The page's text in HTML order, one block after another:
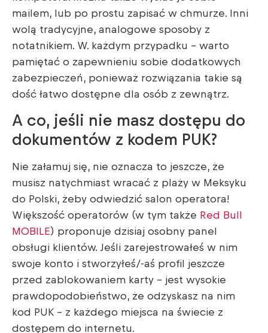
mailem, lub po prostu zapisać w chmurze. Inni
wolą tradycyjne, analogowe sposoby z
notatnikiem. W. każdym przypadku – warto
pamiętać o zapewnieniu sobie dodatkowych
zabezpieczeń, ponieważ rozwiązania takie są
dość łatwo dostępne dla osób z zewnątrz.
A co, jeśli nie masz dostępu do
dokumentów z kodem PUK?
Nie załamuj się, nie oznacza to jeszcze, że
musisz natychmiast wracać z plaży w Meksyku
do Polski, żeby odwiedzić salon operatora!
Większość operatorów (w tym także Red Bull
MOBILE) proponuje dzisiaj osobny panel
obsługi klientów. Jeśli zarejestrowałeś w nim
swoje konto i stworzyłeś/-aś profil jeszcze
przed zablokowaniem karty – jest wysokie
prawdopodobieństwo, że odzyskasz na nim
kod PUK – z każdego miejsca na świecie z
dostępem do internetu.